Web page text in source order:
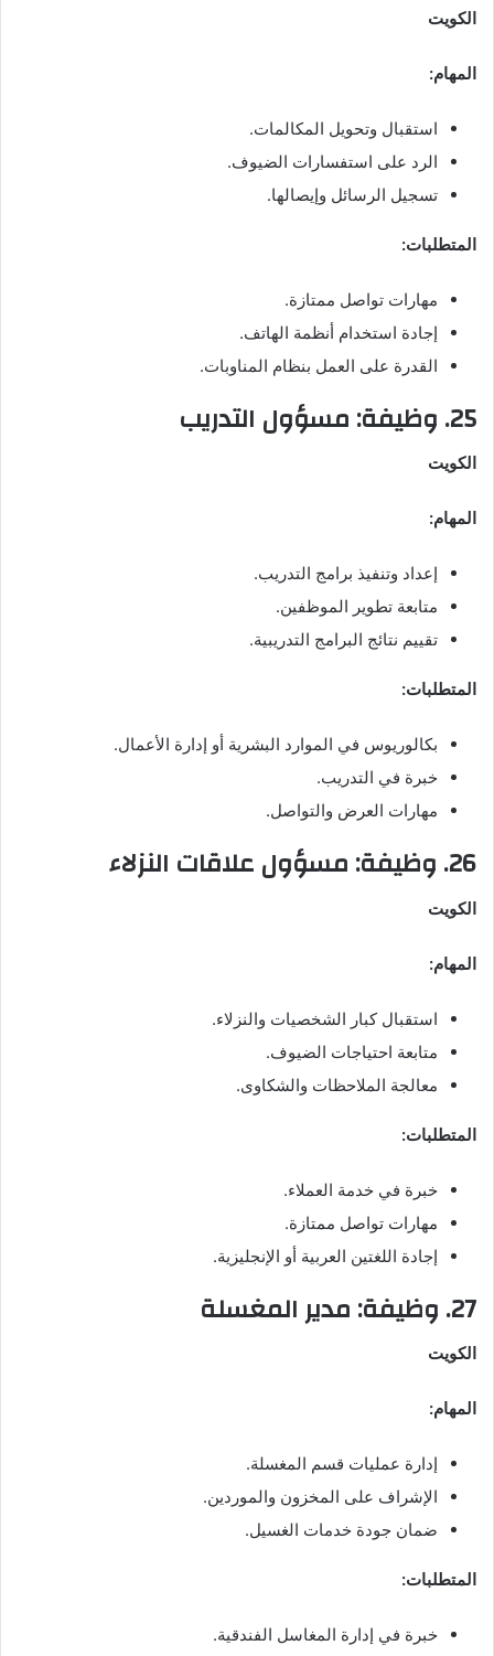
الكويت
المهام:
استقبال وتحويل المكالمات.
الرد على استفسارات الضيوف.
تسجيل الرسائل وإيصالها.
المتطلبات:
مهارات تواصل ممتازة.
إجادة استخدام أنظمة الهاتف.
القدرة على العمل بنظام المناوبات.
25. وظيفة: مسؤول التدريب
الكويت
المهام:
إعداد وتنفيذ برامج التدريب.
متابعة تطوير الموظفين.
تقييم نتائج البرامج التدريبية.
المتطلبات:
بكالوريوس في الموارد البشرية أو إدارة الأعمال.
خبرة في التدريب.
مهارات العرض والتواصل.
26. وظيفة: مسؤول علاقات النزلاء
الكويت
المهام:
استقبال كبار الشخصيات والنزلاء.
متابعة احتياجات الضيوف.
معالجة الملاحظات والشكاوى.
المتطلبات:
خبرة في خدمة العملاء.
مهارات تواصل ممتازة.
إجادة اللغتين العربية أو الإنجليزية.
27. وظيفة: مدير المغسلة
الكويت
المهام:
إدارة عمليات قسم المغسلة.
الإشراف على المخزون والموردين.
ضمان جودة خدمات الغسيل.
المتطلبات:
خبرة في إدارة المغاسل الفندقية.